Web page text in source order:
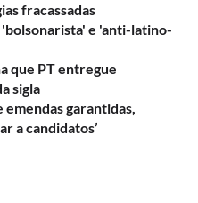
fracassadas
'bolsonarista' e 'anti-latino-
que PT entregue
sigla
emendas garantidas,
a candidatos’